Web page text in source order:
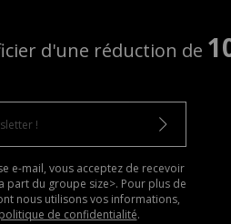
d'une réduction de
e-mail, vous acceptez de recevoir
part du groupe size>. Pour plus de
nous utilisons vos informations,
politique de confidentialité.